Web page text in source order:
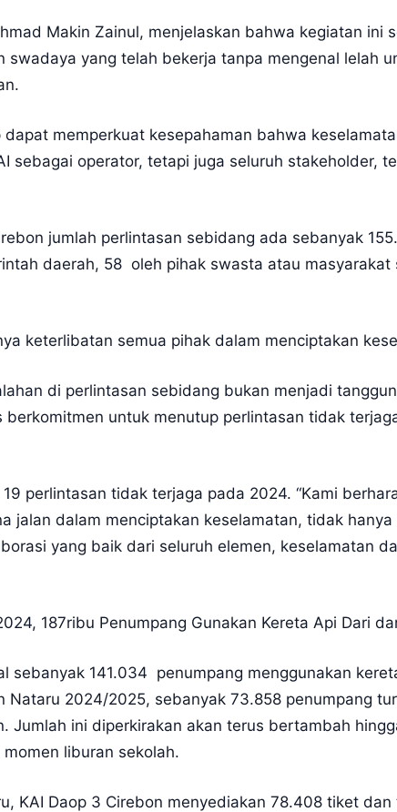
Makin Zainul, menjelaskan bahwa kegiatan ini
yang telah bekerja tanpa mengenal lelah
memperkuat kesepahaman bahwa
sebagai operator, tetapi juga seluruh stakeholder,
jumlah perlintasan sebidang ada sebanyak
daerah, 58 oleh pihak swasta atau
keterlibatan semua pihak dalam menciptakan
di perlintasan sebidang bukan menjadi
untuk menutup perlintasan tidak
perlintasan tidak terjaga pada 2024. “Kami
jalan dalam menciptakan keselamatan, tidak
yang baik dari seluruh elemen, keselamatan
187ribu Penumpang Gunakan Kereta Api Dari
sebanyak 141.034 penumpang menggunakan
Nataru 2024/2025, sebanyak 73.858 penumpang
Jumlah ini diperkirakan akan terus bertambah
liburan sekolah.
KAI Daop 3 Cirebon menyediakan 78.408 tiket